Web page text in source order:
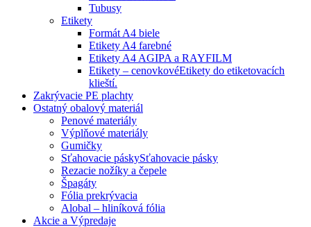
Tubusy
Etikety
Formát A4 biele
Etikety A4 farebné
Etikety A4 AGIPA a RAYFILM
Etikety – cenovkovéEtikety do etiketovacích
klieští.
Zakrývacie PE plachty
Ostatný obalový materiál
Penové materiály
Výplňové materiály
Gumičky
Sťahovacie páskySťahovacie pásky
Rezacie nožíky a čepele
Špagáty
Fólia prekrývacia
Alobal – hliníková fólia
Akcie a Výpredaje